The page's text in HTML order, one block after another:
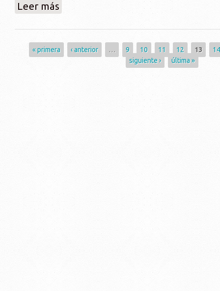
Leer más
que con la falta de información
Páginas
« primera ‹ anterior … 9 10 11 12 13
14
siguiente ›
última »